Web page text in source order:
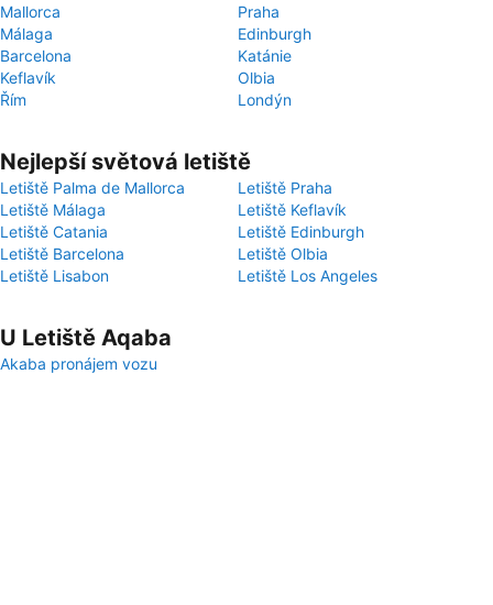
Mallorca
Praha
Málaga
Edinburgh
Barcelona
Katánie
Keflavík
Olbia
Řím
Londýn
Nejlepší světová letiště
Letiště Palma de Mallorca
Letiště Praha
Letiště Málaga
Letiště Keflavík
Letiště Catania
Letiště Edinburgh
Letiště Barcelona
Letiště Olbia
Letiště Lisabon
Letiště Los Angeles
U Letiště Aqaba
Akaba pronájem vozu